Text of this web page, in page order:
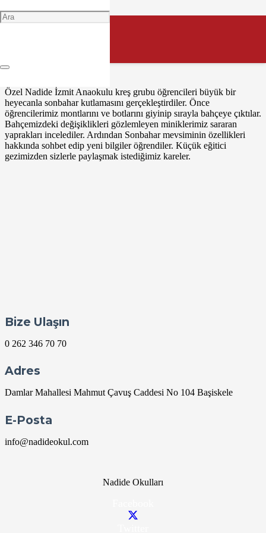
Koştu çocuklar
Özel Nadide İzmit Anaokulu kreş grubu öğrencileri büyük bir
heyecanla sonbahar kutlamasını gerçekleştirdiler. Önce
öğrencilerimiz montlarını ve botlarını giyinip sırayla bahçeye çıktılar.
Bahçemizdeki değişiklikleri gözlemleyen miniklerimiz sararan
yaprakları incelediler. Ardından Sonbahar mevsiminin özellikleri
hakkında sohbet edip yeni bilgiler öğrendiler. Küçük eğitici
gezimizden sizlerle paylaşmak istediğimiz kareler.
Bize Ulaşın
0 262 346 70 70
Adres
Damlar Mahallesi Mahmut Çavuş Caddesi No 104 Başiskele
E-Posta
info@nadideokul.com
Nadide Okulları